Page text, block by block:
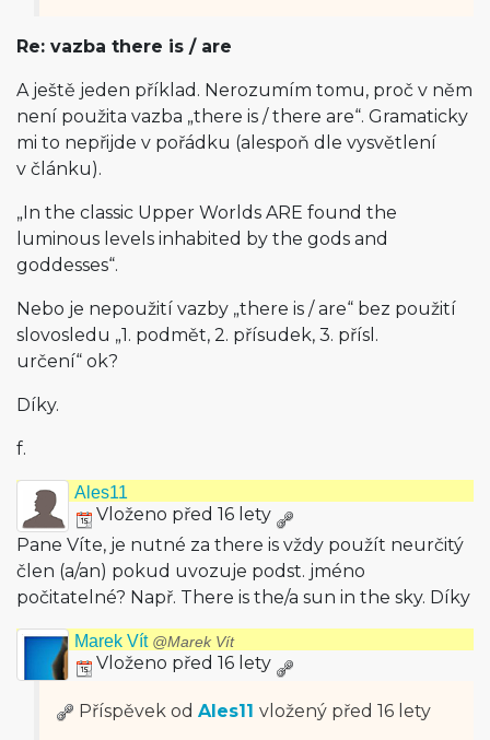
Re: vazba there is / are
A ještě jeden příklad. Nerozumím tomu, proč v něm
není použita vazba „there is / there are“. Gramaticky
mi to nepřijde v pořádku (alespoň dle vysvětlení
v článku).
„In the classic Upper Worlds ARE found the
luminous levels inhabited by the gods and
goddesses“.
Nebo je nepoužití vazby „there is / are“ bez použití
slovosledu „1. podmět, 2. přísudek, 3. přísl.
určení“ ok?
Díky.
f.
Ales11
Vloženo před 16 lety
Pane Víte, je nutné za there is vždy použít neurčitý
člen (a/an) pokud uvozuje podst. jméno
počitatelné? Např. There is the/a sun in the sky. Díky
Marek Vít @Marek Vít
Vloženo před 16 lety
Příspěvek od Ales11 vložený před 16 lety